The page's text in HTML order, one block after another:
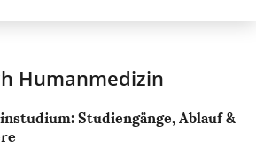
Humanmedizin
Studiengänge, Ablauf &